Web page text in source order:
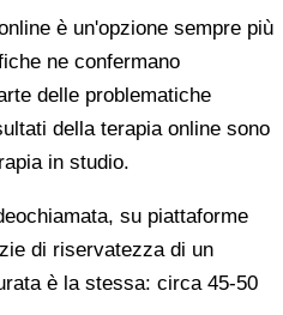
è un'opzione sempre più
ne confermano
delle problematiche
della terapia online sono
in studio.
su piattaforme
di riservatezza di un
è la stessa: circa 45-50